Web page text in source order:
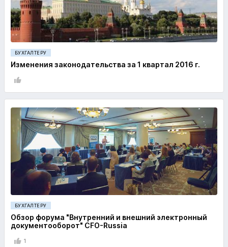
БУХГАЛТЕРУ
Изменения законодательства за 1 квартал 2016 г.
БУХГАЛТЕРУ
Обзор форума "Внутренний и внешний электронный
документооборот" CFO-Russia
1